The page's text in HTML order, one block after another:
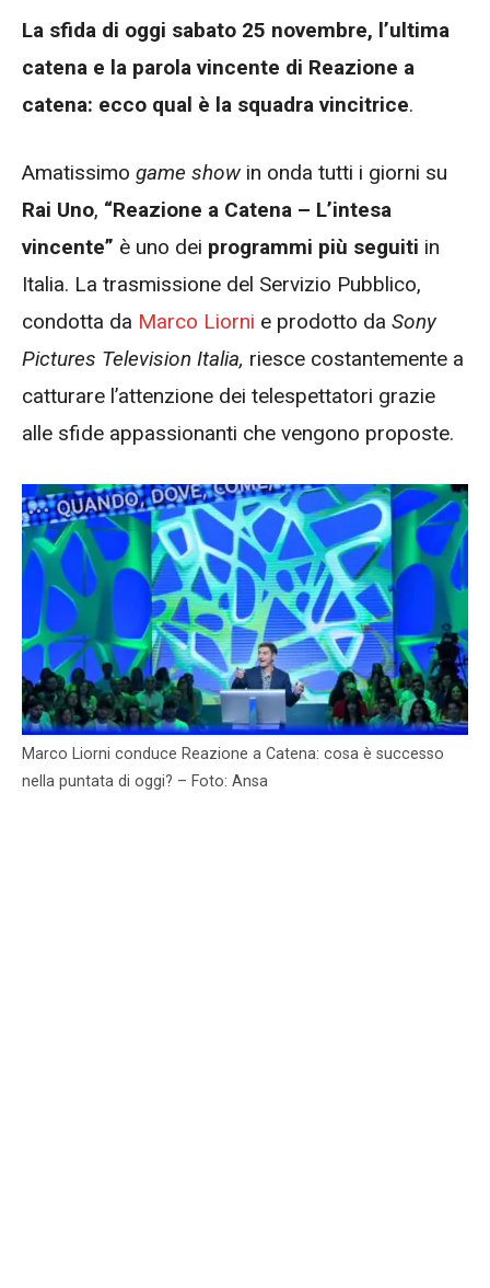
La sfida di oggi sabato 25 novembre, l’ultima
catena e la parola vincente di Reazione a
catena: ecco qual è la squadra vincitrice.
Amatissimo game show in onda tutti i giorni su
Rai Uno, “Reazione a Catena – L’intesa
vincente” è uno dei programmi più seguiti in
Italia. La trasmissione del Servizio Pubblico,
condotta da Marco Liorni e prodotto da Sony
Pictures Television Italia, riesce costantemente a
catturare l’attenzione dei telespettatori grazie
alle sfide appassionanti che vengono proposte.
Marco Liorni conduce Reazione a Catena: cosa è successo
nella puntata di oggi? – Foto: Ansa